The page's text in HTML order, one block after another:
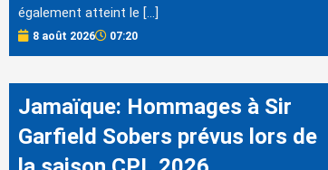
également atteint le […]
8 août 2026 07:20
Jamaïque: Hommages à Sir
Garfield Sobers prévus lors de